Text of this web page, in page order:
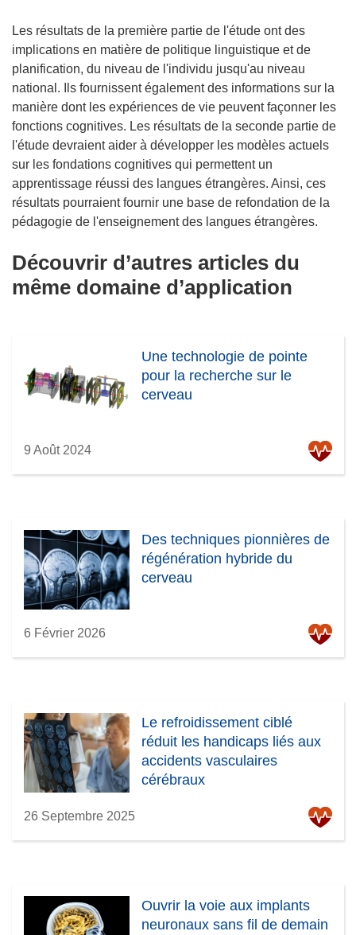
Les résultats de la première partie de l'étude ont des
implications en matière de politique linguistique et de
planification, du niveau de l'individu jusqu'au niveau
national. Ils fournissent également des informations sur la
manière dont les expériences de vie peuvent façonner les
fonctions cognitives. Les résultats de la seconde partie de
l'étude devraient aider à développer les modèles actuels
sur les fondations cognitives qui permettent un
apprentissage réussi des langues étrangères. Ainsi, ces
résultats pourraient fournir une base de refondation de la
pédagogie de l'enseignement des langues étrangères.
Découvrir d’autres articles du
même domaine d’application
Une technologie de pointe
pour la recherche sur le
cerveau
9 Août 2024
Des techniques pionnières de
régénération hybride du
cerveau
6 Février 2026
Le refroidissement ciblé
réduit les handicaps liés aux
accidents vasculaires
cérébraux
26 Septembre 2025
Ouvrir la voie aux implants
neuronaux sans fil de demain